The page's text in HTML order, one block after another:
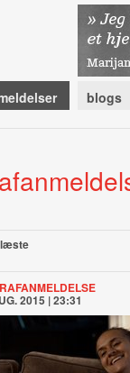
blogs
2015 | 23:31